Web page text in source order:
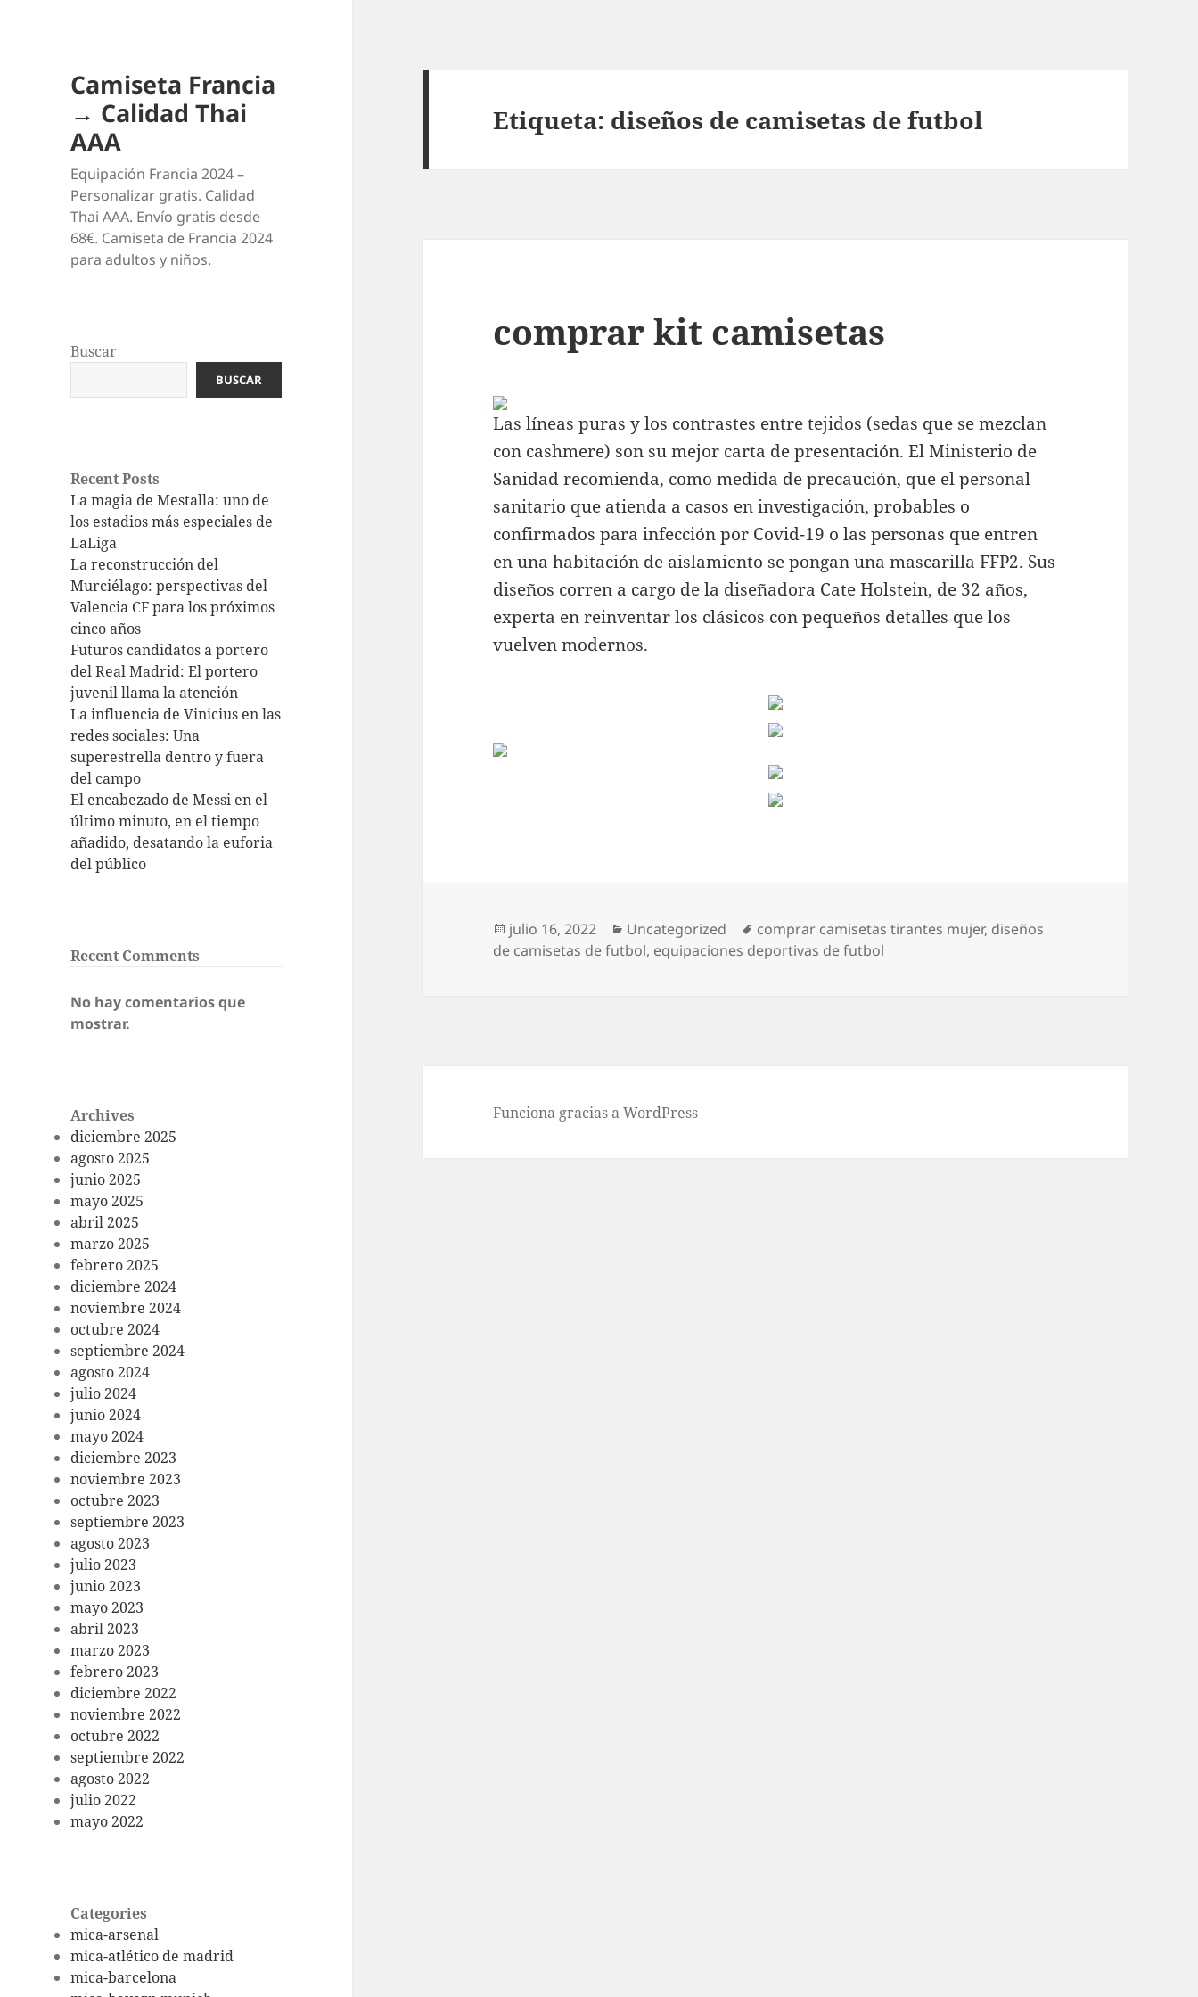
Camiseta Francia
→ Calidad Thai
AAA
Equipación Francia 2024 –
Personalizar gratis. Calidad
Thai AAA. Envío gratis desde
68€. Camiseta de Francia 2024
para adultos y niños.
Buscar
BUSCAR
Recent Posts
La magia de Mestalla: uno de
los estadios más especiales de
LaLiga
La reconstrucción del
Murciélago: perspectivas del
Valencia CF para los próximos
cinco años
Futuros candidatos a portero
del Real Madrid: El portero
juvenil llama la atención
La influencia de Vinicius en las
redes sociales: Una
superestrella dentro y fuera
del campo
El encabezado de Messi en el
último minuto, en el tiempo
añadido, desatando la euforia
del público
Recent Comments
No hay comentarios que
mostrar.
Archives
diciembre 2025
agosto 2025
junio 2025
mayo 2025
abril 2025
marzo 2025
febrero 2025
diciembre 2024
noviembre 2024
octubre 2024
septiembre 2024
agosto 2024
julio 2024
junio 2024
mayo 2024
diciembre 2023
noviembre 2023
octubre 2023
septiembre 2023
agosto 2023
julio 2023
junio 2023
mayo 2023
abril 2023
marzo 2023
febrero 2023
diciembre 2022
noviembre 2022
octubre 2022
septiembre 2022
agosto 2022
julio 2022
mayo 2022
Categories
mica-arsenal
mica-atlético de madrid
mica-barcelona
Etiqueta: diseños de camisetas de futbol
comprar kit camisetas
Las líneas puras y los contrastes entre tejidos (sedas que se mezclan
con cashmere) son su mejor carta de presentación. El Ministerio de
Sanidad recomienda, como medida de precaución, que el personal
sanitario que atienda a casos en investigación, probables o
confirmados para infección por Covid-19 o las personas que entren
en una habitación de aislamiento se pongan una mascarilla FFP2. Sus
diseños corren a cargo de la diseñadora Cate Holstein, de 32 años,
experta en reinventar los clásicos con pequeños detalles que los
vuelven modernos.
Publicado
el
julio 16, 2022 Categorías
Uncategorized Etiquetas
comprar camisetas tirantes mujer, diseños
de camisetas de futbol, equipaciones deportivas de futbol
Funciona gracias a WordPress